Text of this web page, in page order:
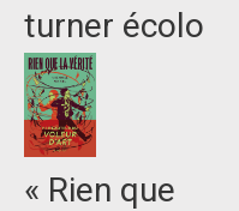
turner écolo
« Rien que